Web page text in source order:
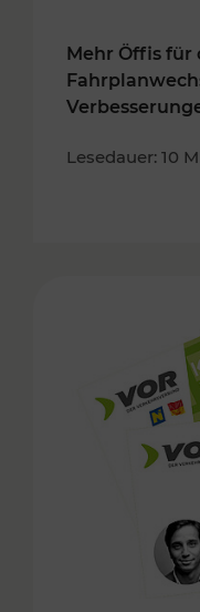
Mehr Öffis für
Lesedauer: 10